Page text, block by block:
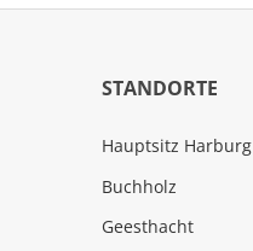
STANDORTE
Hauptsitz Harburg
Buchholz
Geesthacht